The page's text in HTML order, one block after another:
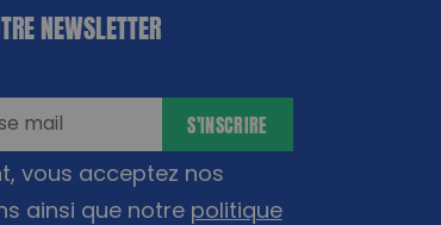
NEWSLETTER
vous acceptez nos
ainsi que notre politique
S'INSCRIRE